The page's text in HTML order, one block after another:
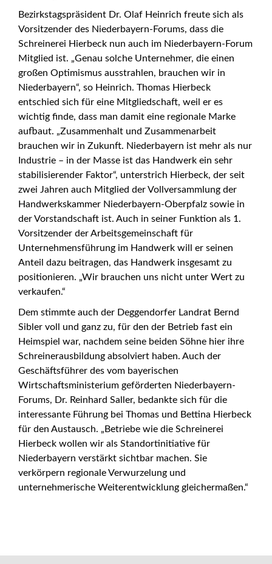
Bezirkstagspräsident Dr. Olaf Heinrich freute sich als
Vorsitzender des Niederbayern-Forums, dass die
Schreinerei Hierbeck nun auch im Niederbayern-Forum
Mitglied ist. „Genau solche Unternehmer, die einen
großen Optimismus ausstrahlen, brauchen wir in
Niederbayern“, so Heinrich. Thomas Hierbeck
entschied sich für eine Mitgliedschaft, weil er es
wichtig finde, dass man damit eine regionale Marke
aufbaut. „Zusammenhalt und Zusammenarbeit
brauchen wir in Zukunft. Niederbayern ist mehr als nur
Industrie – in der Masse ist das Handwerk ein sehr
stabilisierender Faktor“, unterstrich Hierbeck, der seit
zwei Jahren auch Mitglied der Vollversammlung der
Handwerkskammer Niederbayern-Oberpfalz sowie in
der Vorstandschaft ist. Auch in seiner Funktion als 1.
Vorsitzender der Arbeitsgemeinschaft für
Unternehmensführung im Handwerk will er seinen
Anteil dazu beitragen, das Handwerk insgesamt zu
positionieren. „Wir brauchen uns nicht unter Wert zu
verkaufen.“
Dem stimmte auch der Deggendorfer Landrat Bernd
Sibler voll und ganz zu, für den der Betrieb fast ein
Heimspiel war, nachdem seine beiden Söhne hier ihre
Schreinerausbildung absolviert haben. Auch der
Geschäftsführer des vom bayerischen
Wirtschaftsministerium geförderten Niederbayern-
Forums, Dr. Reinhard Saller, bedankte sich für die
interessante Führung bei Thomas und Bettina Hierbeck
für den Austausch. „Betriebe wie die Schreinerei
Hierbeck wollen wir als Standortinitiative für
Niederbayern verstärkt sichtbar machen. Sie
verkörpern regionale Verwurzelung und
unternehmerische Weiterentwicklung gleichermaßen.“